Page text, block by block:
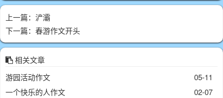
上一篇： 浐灞
下一篇： 春游作文开头
相关文章
05-11
游园活动作文
02-07
一个快乐的人作文